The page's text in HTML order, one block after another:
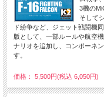
3機の
そして
ド紛争など、ジェット戦闘機
版として、一部ルールや航空
ナリオを追加し、コンポーネ
す。
価格： 5,500円(税込 6,050円)